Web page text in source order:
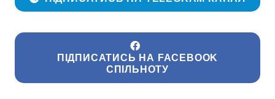
ПІДПИСАТИСЬ НА FACEBOOK
СПІЛЬНОТУ